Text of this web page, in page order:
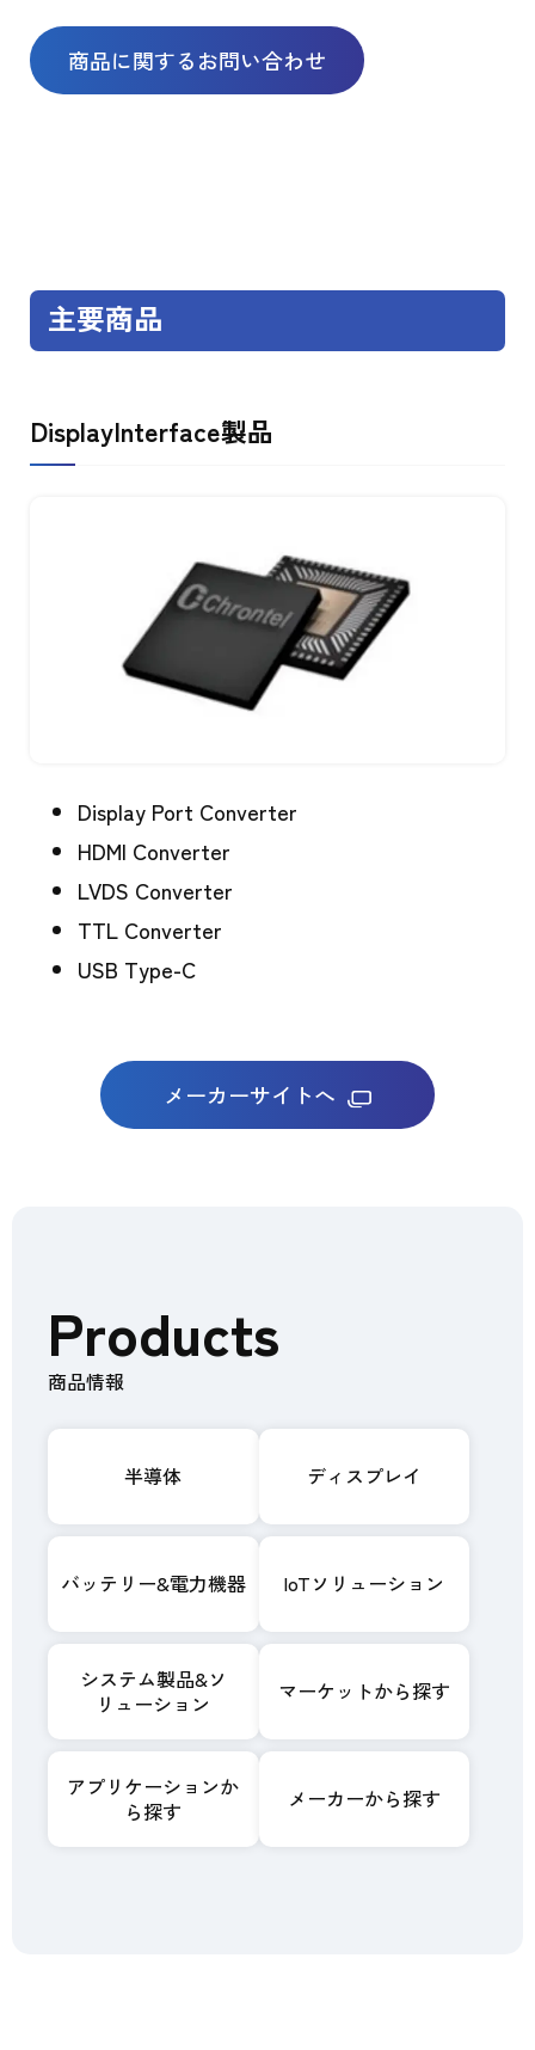
商品に関するお問い合わせ
主要商品
DisplayInterface製品
Display Port Converter
HDMI Converter
LVDS Converter
TTL Converter
USB Type-C
メーカーサイトへ
Products
商品情報
半導体 ディスプレイ
バッテリー&電力機器 IoTソリューション
システム製品&ソ
リューション
マーケットから探す
アプリケーションか
ら探す
メーカーから探す